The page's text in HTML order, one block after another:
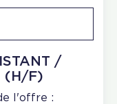
/
(H/F)
l'offre :